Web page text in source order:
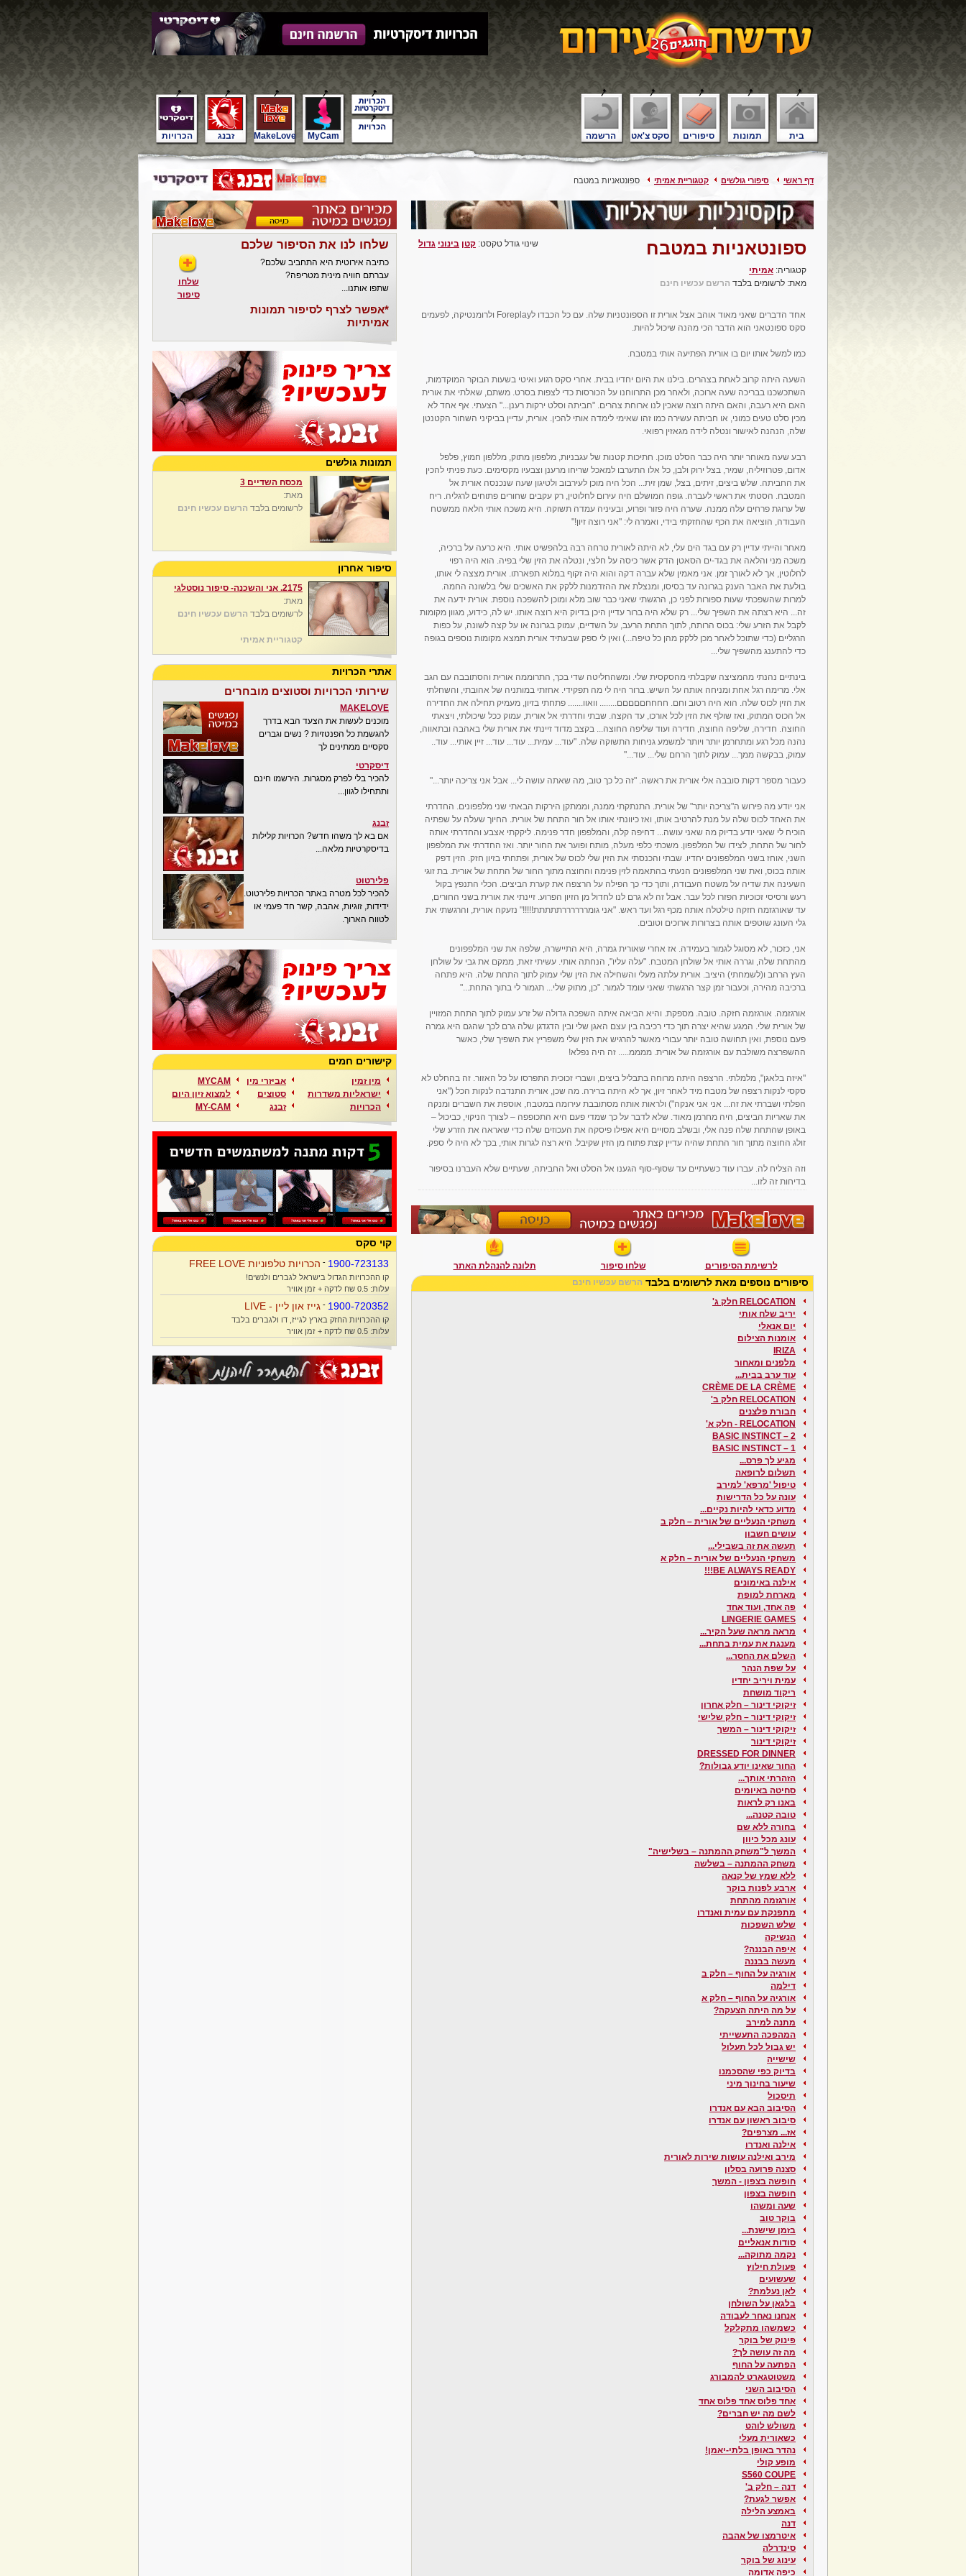
בית תמונות סיפורים סקס צ'אט הרשמה הכרויות זבנג MakeLove MyCam
דף ראשי סיפורי גולשים קטגוריית אמיתי ספונטאניות במטבח
ספונטאניות במטבח
קטגוריה: אמיתי
מאת: לרשומים בלבד הרשם עכשיו חינם
שינוי גודל טקסט: קטן בינוני גדול
אחד הדברים שאני מאוד אוהב אצל אורית זו הספונטניות שלה. עם כל הכבדו לForeplay ולרומנטיקה, לפעמים
סקס ספונטאני הוא הדבר הכי מהנה שיכול להיות.
כמו למשל אותו יום בו אורית הפתיעה אותי במטבח.
השעה היתה קרוב לאחת בצהרים. בילנו את היום יחדיו בבית. אחרי סקס רגוע ואיטי בשעות הבוקר המוקדמות,
השתכשכנו בבריכה שעה ארוכה, ולאחר מכן התרווחנו על הכורסות כדי לצפות בסרט. משתם, שאלתי את אורית
האם היא רעבה, והאם היתה רוצה שאכין לנו ארוחת צהרים. "חביתה וסלט ירקות רענן..." הצעתי. אף אחד לא
מכין סלט טעים כמוני, או חביתה עשירה כמו זהו שאימי לימדה אותי להכין. אורית, עדיין בביקיני השחור הקטנטן
שלה, הנהנה לאישור ונטלה לידה מגאזין רפואי.
רבע שעה מאוחר יותר היה כבר הסלט מוכן. חתיכות קטנות של עגבניות, מלפפון מתוק, מללפון חמוץ, פלפל
אדום, פטרוזיליה, שמיר, בצל ירוק ולבן, כל אלו התערבו למאכל שריחו מרענן וצבעיו מקסימים. כעת פניתי להכין
את החביתה. שלש ביצים, זיתים, בצל, שמן זית... הכל היה מוכן לעירבוב ולטיגון שעה שנכנסה אורית אל
המטבח. הסטתי את ראשי לעברה. גופה המושלם היה עירום לחלוטין, רק עקבים שחורים פתוחים לרגליה. ריח
של ערוגת פרחים עלה ממנה. שערה היה פזור ופרוע, ובעיניה עמדה תשוקה. היא משכה אותי הלאה ממשטח
העבודה, הוציאה את הכף שהחזקתי בידי, ואמרה לי: "אני רוצה זיון!"
מאחר והייתי עדיין רק עם בגד הים עלי, לא היתה לאורית טרחה רבה בלהפשיט אותי. היא כרעה על ברכיה,
משכה מני והלאה את בגד-ים הסאטן הדק אשר כיסה על חלצי, ונטלה את הזין שלי בפיה. הוא היה רפוי
לחלוטין, אך לא לאורך זמן. אני מאמין שלא עברה דקה והוא היה זקוף במלוא תפארתו. אורית מצצה לי אותו,
בולעת את האבר הענק בגרונה עד בסיסו, ומנצלת את ההזדמנות ללקק את האשכים שלי בלשונה החמה.
למרות שהשפכתי שעות ספורות לפני כן, הרגשתי שאני כבר שוב מלא ומוכן להשפכה נוספת. אורית ידעה את
זה... היא רצתה את השפיך שלי... רק שלא היה ברור עדיין היכן בדיוק היא רוצה אותו. יש לה, כידוע, מגוון מקומות
לקבל את הזרע שלי: בכוס הרותח, לתוך התחת הרעב, על השדיים, עמוק בגרונה או על קצה לשונה, על כפות
הרגליים (כדי שתוכל לאחר מכן ללקק מהן כל טיפה...) ואין לי ספק שבעתיד אורית תמצא מקומות נוספים בגופה
כדי להתענג מהשפיך שלי...
בינתיים נהנתי מהמציצה שקבלתי מהסקסית שלי. ומשהחליטה שדי בכך, התרוממה אורית והסתובבה עם הגב
אלי. מרימה רגל אחת ומניחה אותה על השיש. ברור היה לי מה תפקידי. אחזתי במותניה של אהובתי, והשחלתי
את הזין לכוס שלה. הוא היה רטוב וחם. חחחחםםםםם........ וואוו....... פתחתי בזיון, מעמיק תחילה את החדירה
אל הכוס המתוק, ואז שולף את הזין לכל אורכו, עד הקצה. שבתי וחדרתי אל אורית, עמוק ככל שיכולתי, ויצאתי
החוצה. חדירה, שליפה החוצה, חדירה ועוד שליפה החוצה... בקצב מדוד זיינתי את אורית שלי באהבה ובתאווה,
נהנה מכל רגע ומתחרמן יותר ויותר למשמע גניחות התשוקה שלה. "עוד... עמית... עוד... עוד... זיין אותי... עוד..
עמוק, בבקשה ממך... עמוק לתוך הרחם שלי... עוד..."
כעבור מספר דקות סובבה אלי אורית את ראשה. "זה כל כך טוב, מה שאתה עושה לי... אבל אני צריכה יותר..."
אני יודע מה פירוש ה"צריכה יותר" של אורית. התנתקתי ממנה, וממתקן הירקות הבאתי שני מלפפונים. החדרתי
את האחד לכוס שלה על מנת להרטיב אותו, ואז כיוונתי אותו אל חור התחת של אורית. החיוך שעלה על שפתיה
הוכיח לי שאני יודע בדיוק מה שאני עושה... דחיפה קלה, והמלפפון חדר פנימה. ליקקתי אצבע והחדרתי אותה
לחור של התחת, לצידו של המלפפון. משכתי כלפי מעלה, מותח ופוער את החור יותר. ואז החדרתי את המלפפון
השני, אוחז בשני המלפפונים יחדיו. שבתי והכנסתי את הזין שלי לכוס של אורית, ופתחתי בזיון חזק. הזין דפק
אותה בכוס, ואת שני המלפפונים הנעתי בהתאמה לזין פנימה והחוצה מתוך החור של התחת של אורית. בת זוגי
השעינה את שדיה על משטח העבודה, ותוך כדי כך הפילה על הרצפה את קערת הביצים. הכלי התנפץ בקול
רעש ורסיסי זכוכיות הפזרו לכל עבר. אבל זה לא גרם לנו לחדול מן הזיון הפרוע. זיינתי את אורית בשני החורים,
עד שאורגזמה חזקה טילטלה אותה מכף רגל ועד ראש. "אני גומררררררתתתתת!!!!!" נזעקה אורית, והרגשתי את
גלי העונג שוטפים אותה בצרורות ארוכים וטובים.
אני, כזכור, לא מסוגל לגמור בעמידה. אז אחרי שאורית גמרה, היא התיישרה, שלפה את שני המלפפונים
מהתחת שלה, וגררה אותי אל שולחן המטבח. "עלה עליו", הנחתה אותי. עשיתי זאת, ממקם את גבי על שולחן
העץ הרחב ו(לשמחתי) היציב. אורית עלתה מעלי והשחילה את הזין שלי עמוק לתוך התחת שלה. היא פתחה
ברכיבה מהירה, וכעבור זמן קצר הרגשתי שאני עומד לגמור. "כן, מתוק שלי... תגמור לי בתוך התחת..."
אורגזמה. אורגזמה חזקה. טובה. מספקת. והיא הביאה איתה השפכה גדולה של זרע עמוק לתוך התחת המזויין
של אורית שלי. המגע שהיא יצרה תוך כדי רכיבה בין עצם האגן שלי ובין הדגדגן שלה גרם לכך שהגם היא גמרה
פעם נוספת, ואין תחושה טובה יותר עבורי מאשר להרגיש את הזין שלי משפריץ את השפיך שלי, כאשר
ההשפרצה משולבת עם אורגזמה של אורית. ממממ..... זה היה נפלא!
"איזה בלאגן", מלמלתי. הרצפה היתה מרוחה בתבליל ביצים, ושברי זכוכית התפרסו על כל האזור. זה בהחלט לא
סקסי לנקות רצפה של מטבח מיד לאחר זיון, אך לא היתה ברירה. מה שכן, אורית התנדבה לנקות הכל ("אני
הפלתי ושברתי את זה... אני אני אנקה") ולראות אותה מסתובבת עירומה במטבח, אוספת את השברים ומנקה
את שאריות הביצים, היה מחרמן מאוד. שלא לדבר על כך שמדי פעם היא התכופפה – לצורך הניקוי, כביכול –
באופן שהתחת שלה פנה אלי, ובשלב מסויים היא אפילו פיסקה את העכוזים שלה כדי שאראה את הזרע שלי
זולג החוצה מתוך חור התחת שהיה עדיין קצת פתוח מן הזין שקיבל. היא רצה לגרות אותי, בכך לא היה לי ספק.
וזה הצליח לה. עברו עוד כשעתיים עד שסוף-סוף הגענו אל הסלט ואל החביתה, שעתיים שלא העברנו בסיפור
בדיחות זה לזו...
לרשימת הסיפורים שלחו סיפור תלונה להנהלת האתר
סיפורים נוספים מאת לרשומים בלבד הרשם עכשיו חינם
RELOCATION חלק ג'
יריב שלח אותי
יום אנאלי
אומנות הצילום
IRIZA
מלפנים ומאחור
עוד ערב בבית...
CRÈME DE LA CRÈME
RELOCATION חלק ב'
חבורת פלצנים
RELOCATION - חלק א'
BASIC INSTINCT – 2
BASIC INSTINCT – 1
מגיע לך פרס...
תשלום לרופאה
טיפול 'מרפא' למירב
עונה על כל הדרישות
מדוע כדאי להיות נקיים...
משחקי הנעליים של אורית – חלק ב
עושים חשבון
תעשה את זה בשבילי...
משחקי הנעליים של אורית – חלק א
BE ALWAYS READY!!!
אילנה באימונים
מארחת למופת
פה אחד, ועוד אחד
LINGERIE GAMES
מראה מראה שעל הקיר...
מענגת את עמית בתחת...
השלם את החסר...
על שפת הנהר
עמית ויריב יחדיו
ריקוד מושחת
זיקוקי דינור – חלק אחרון
זיקוקי דינור – חלק שלישי
זיקוקי דינור – המשך
זיקוקי דינור
DRESSED FOR DINNER
החור שאינו יודע גבולות?
הזהרתי אותך...
סחיטה באיומים
באנו רק לראות
טובה קטנה...
בחורה ללא שם
עונג מכל כיוון
המשך ל"משחק ההמתנה – בשלישיה"
משחק ההמתנה – בשלשה
ללא שמץ של קנאה
ארבע לפנות בוקר
אורגזמה מהתחת
מתפנקת עם עמית ואנדרו
שלש השפכות
הנשיקה
איפה הבננה?
מעשה בבננה
אורגיה על החוף – חלק ב
דילמה
אורגיה על החוף – חלק א
על מה היתה הצעקה?
מתנה למירב
המהפכה התעשייתי
יש גבול לכל תעלול
שישייה
בדיוק כפי שהסכמנו
שיעור בחינוך מיני
תיסכול
הסיבוב הבא עם אנדרו
סיבוב ראשון עם אנדרו
אז... מצרפים?
אילנה ואנדרו
מירב ואילנה עושות שירות לאורית
סצנה פרועה בסלון
חופשה בצפון - המשך
חופשה בצפון
שעה ומשהו
בוקר טוב
בזמן שישנת...
סודות אנאליים
נקמה מתוקה...
פעולת חילוץ
שעשועים
לאן נעלמת?
בלגאן על השולחן
אנחנו נאחר לעבודה
כשמשהו מתקלקל
פינוק של בוקר
מה זה עושה לך?
הפתעה על החוף
משטוטגארט להמבורג
הסיבוב השני
אחד פלוס אחד פלוס אחד
לשם מה יש חברים?
משולש לוהט
כשאורית מעלי
נהדר באופן בלתי-יאמן!
מופע קולי
S560 COUPE
דנה – חלק ב'
אפשר לגעת?
באמצע הלילה
דנה
איטרמצו של אהבה
סינדרלה
עינוג של בוקר
כיפה אדומה
שלחו לנו את הסיפור שלכם
כתיבה אירוטית היא התחביב שלכם?
עברתם חוויה מינית מטריפה?
שתפו אותנו...
*אפשר לצרף לסיפור תמונות
אמיתיות
שלחו
סיפור
תמונות גולשים
מכסח השדיים 3
מאת:
לרשומים בלבד הרשם עכשיו חינם
סיפור אחרון
2175. אני והשכנה- סיפור נוסטלגי
מאת:
לרשומים בלבד הרשם עכשיו חינם
קטגוריית אמיתי
אתרי הכרויות
שירותי הכרויות וסטוצים מובחרים
MAKELOVE
מוכנים לעשות את הצעד הבא בדרך
להגשמת כל הפנטזיות ? נשים וגברים
סקסיים ממתינים לך
דיסקרטי
להכיר בלי לפרק מסגרות. הירשמו חינם
ותתחילו לגוון...
זבנג
אם בא לך משהו חדש? הכרויות קלילות
בדיסקרטיות מלאה...
פלירטוט
להכיר לכל מטרה באתר הכרויות פלירטוט.
ידידות, זוגיות, אהבה, קשר חד פעמי או
לטווח הארוך.
קישורים חמים
מין זמין
ישראליות משדרות
הכרויות
אביזרי מין
סטוצים
זבנג
MYCAM
למצוא זיון היום
MY-CAM
קוי סקס
1900-723133
- הכרויות טלפוניות FREE LOVE
קו ההכרויות הגדול בישראל לגברים ולנשים!
עלות: 0.5 שח לדקה + זמן אוויר
1900-720352
- גייז און ליין - LIVE
קו ההכרויות החזק בארץ לגייז, דו ולגברים בלבד
עלות: 0.5 שח לדקה + זמן אוויר